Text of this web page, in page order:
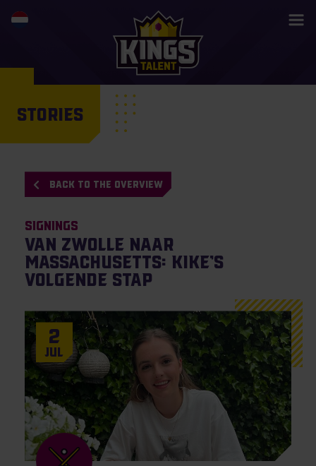
STORIES
BACK TO THE OVERVIEW
Signings
Van Zwolle naar
Massachusetts: Kike’s
volgende stap
2
Jul